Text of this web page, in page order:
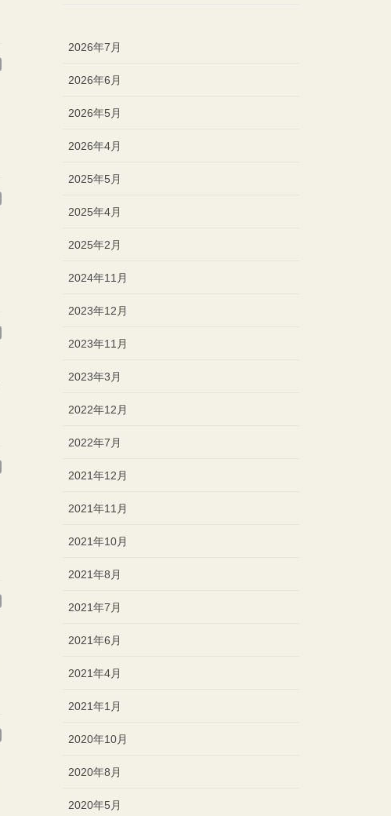
2026年7月
2026年6月
2026年5月
2026年4月
2025年5月
2025年4月
2025年2月
2024年11月
2023年12月
2023年11月
2023年3月
2022年12月
2022年7月
2021年12月
2021年11月
2021年10月
2021年8月
2021年7月
2021年6月
2021年4月
2021年1月
2020年10月
2020年8月
2020年5月